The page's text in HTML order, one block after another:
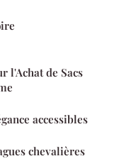
l'Achat de Sacs
accessibles
chevalières